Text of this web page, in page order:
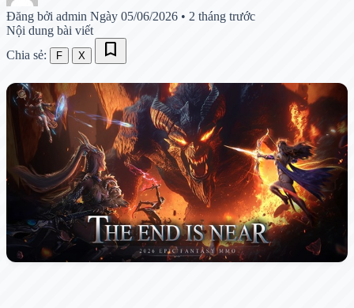
Đăng bởi admin Ngày 05/06/2026 • 2 tháng trước
Nội dung bài viết
Chia sẻ:
F X bookmark